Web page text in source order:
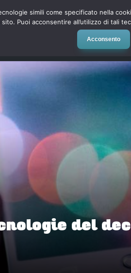
Social Network
del
simili come specificato nella
Puoi acconsentire all’utilizzo di tali
Acconsento